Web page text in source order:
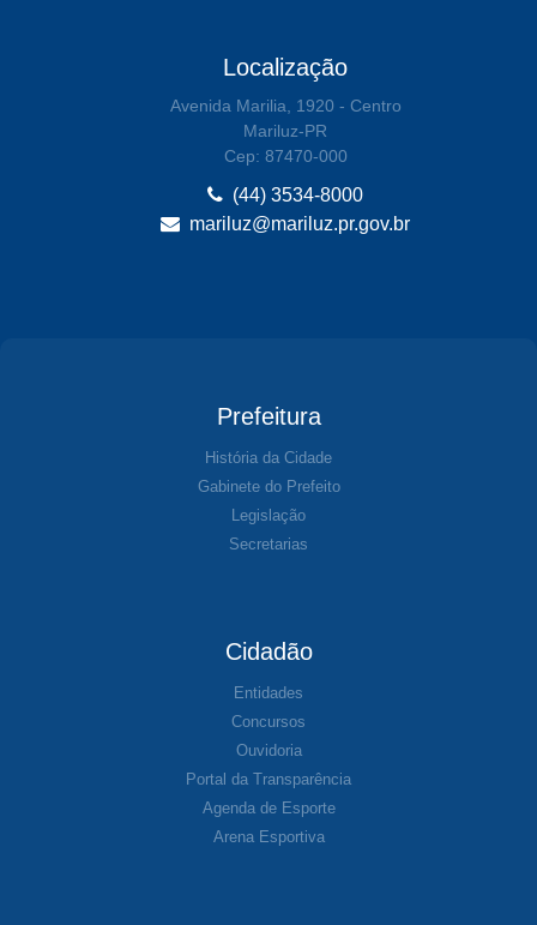
Localização
Avenida Marilia, 1920 - Centro
Mariluz-PR
Cep: 87470-000
(44) 3534-8000
mariluz@mariluz.pr.gov.br
Prefeitura
História da Cidade
Gabinete do Prefeito
Legislação
Secretarias
Cidadão
Entidades
Concursos
Ouvidoria
Portal da Transparência
Agenda de Esporte
Arena Esportiva